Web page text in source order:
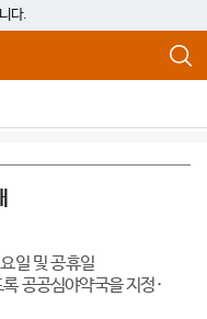
다.
일 및 공휴일
공공심야약국을 지정·